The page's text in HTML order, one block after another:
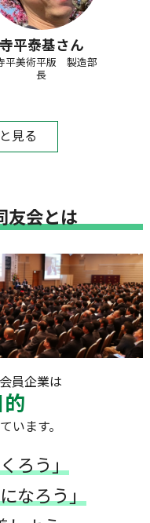
寺平泰基さん
平美術平版 製造部
長
見る
友会とは
員企業は
的
います。
ろう」
なろう」